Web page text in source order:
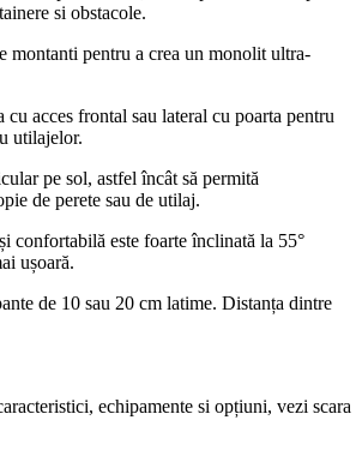
si obstacole.
montanti pentru a crea un monolit ultra-
cu acces frontal sau lateral cu poarta pentru
utilajelor.
pe sol, astfel încât să permită
de perete sau de utilaj.
confortabilă este foarte înclinată la 55°
ușoară.
de 10 sau 20 cm latime. Distanța dintre
echipamente si opțiuni, vezi scara